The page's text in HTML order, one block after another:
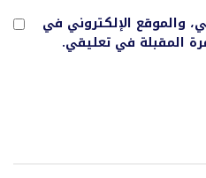
والموقع الإلكتروني في
المقبلة في تعليقي.